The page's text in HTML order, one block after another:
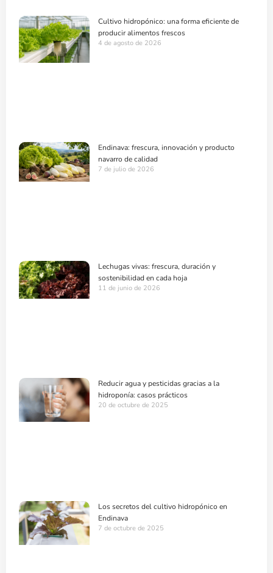
Cultivo hidropónico: una forma eficiente de
producir alimentos frescos
4 de agosto de 2026
Endinava: frescura, innovación y producto
navarro de calidad
7 de julio de 2026
Lechugas vivas: frescura, duración y
sostenibilidad en cada hoja
11 de junio de 2026
Reducir agua y pesticidas gracias a la
hidroponía: casos prácticos
20 de octubre de 2025
Los secretos del cultivo hidropónico en
Endinava
7 de octubre de 2025